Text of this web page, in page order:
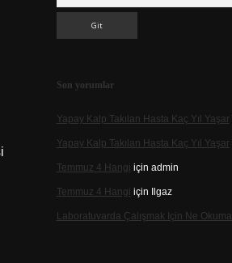
Son yorumlar
Yapay Kalp Takılan Hasta Kaç Yıl Yaşar
Yapay Kalp Takılan Hasta Kaç Yıl Yaşar
Temmuz 4 Hangi için admin
Temmuz 4 Hangi için Ilgaz
Laboratuvarda Çalışmak Için Ne